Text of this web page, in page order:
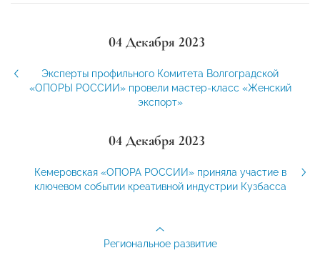
04 Декабря 2023
Эксперты профильного Комитета Волгоградской
«ОПОРЫ РОССИИ» провели мастер-класс «Женский
экспорт»
04 Декабря 2023
Кемеровская «ОПОРА РОССИИ» приняла участие в
ключевом событии креативной индустрии Кузбасса
Региональное развитие